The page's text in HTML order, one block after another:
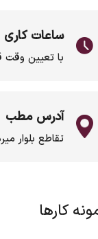
ساعات کاری
با تعیین وقت
آدرس مطب
تقاطع بلوار
کارها